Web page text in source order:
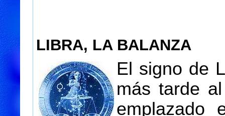
LIBRA, LA BALANZA
El signo de
más tarde
emplazado